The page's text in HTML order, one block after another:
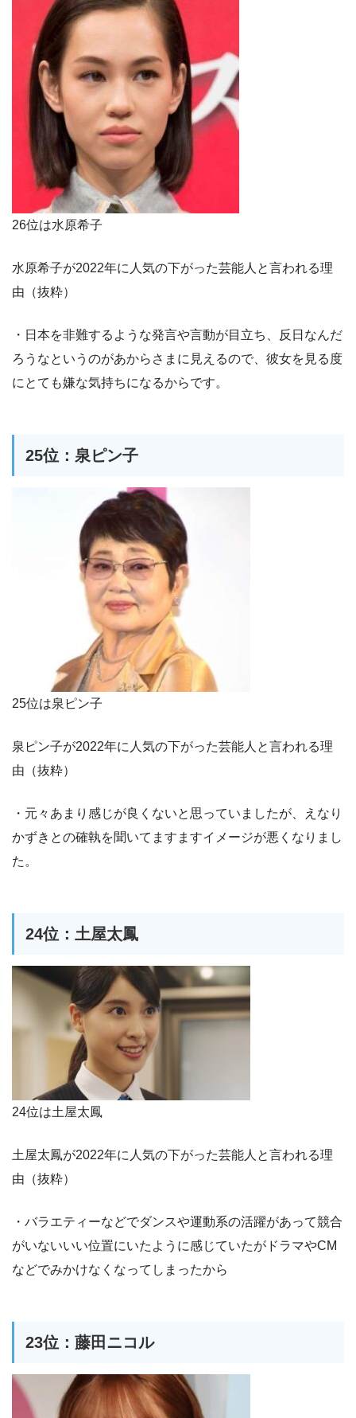
26位は水原希子
水原希子が2022年に人気の下がった芸能人と言われる理
由（抜粋）
・日本を非難するような発言や言動が目立ち、反日なんだ
ろうなというのがあからさまに見えるので、彼女を見る度
にとても嫌な気持ちになるからです。
25位：泉ピン子
25位は泉ピン子
泉ピン子が2022年に人気の下がった芸能人と言われる理
由（抜粋）
・元々あまり感じが良くないと思っていましたが、えなり
かずきとの確執を聞いてますますイメージが悪くなりまし
た。
24位：土屋太鳳
24位は土屋太鳳
土屋太鳳が2022年に人気の下がった芸能人と言われる理
由（抜粋）
・バラエティーなどでダンスや運動系の活躍があって競合
がいないいい位置にいたように感じていたがドラマやCM
などでみかけなくなってしまったから
23位：藤田ニコル